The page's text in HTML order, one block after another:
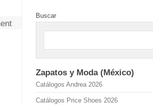
Buscar
Zapatos y Moda (México)
Catálogos Andrea 2026
Catálogos Price Shoes 2026